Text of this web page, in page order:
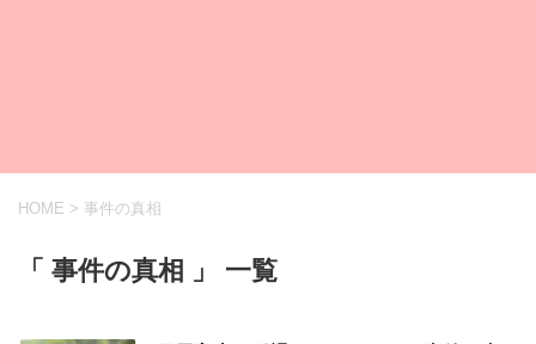
HOME > 事件の真相
「 事件の真相 」 一覧